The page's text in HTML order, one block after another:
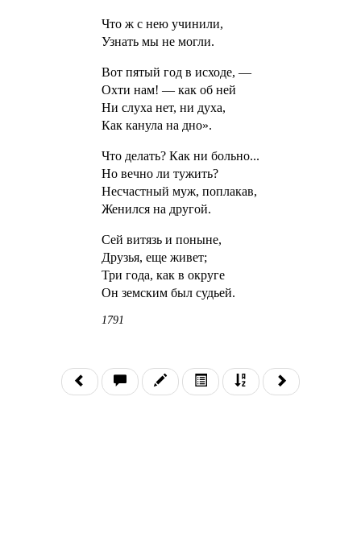
Что ж с нею учинили,
Узнать мы не могли.
Вот пятый год в исходе, —
Охти нам! — как об ней
Ни слуха нет, ни духа,
Как канула на дно».
Что делать? Как ни больно...
Но вечно ли тужить?
Несчастный муж, поплакав,
Женился на другой.
Сей витязь и поныне,
Друзья, еще живет;
Три года, как в округе
Он земским был судьей.
1791